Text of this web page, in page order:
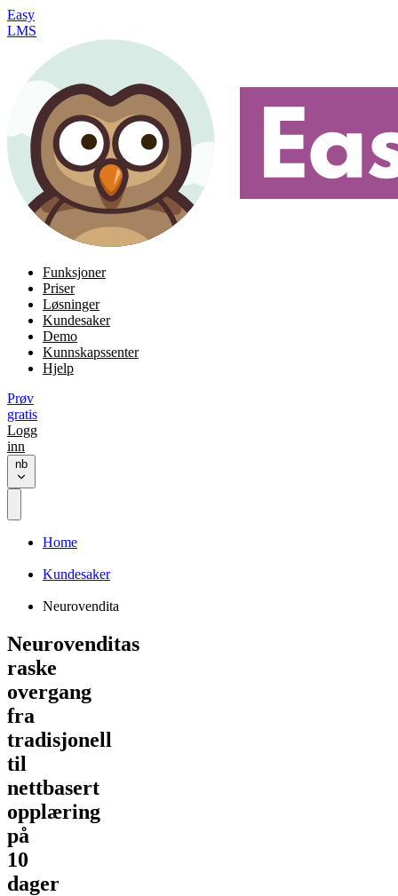
Easy
LMS
Funksjoner
Priser
Løsninger
Kundesaker
Demo
Kunnskapssenter
Hjelp
Prøv
gratis
Logg
inn
nb
Home
Kundesaker
Neurovendita
Neurovenditas
raske
overgang
fra
tradisjonell
til
nettbasert
opplæring
på
10
dager